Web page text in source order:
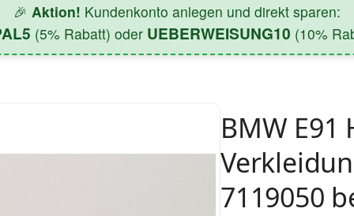
🎉 Aktion! Kundenkonto anlegen und direkt sparen:
(5% Rabatt) oder UEBERWEISUNG10 (10%
BMW E91
7119050